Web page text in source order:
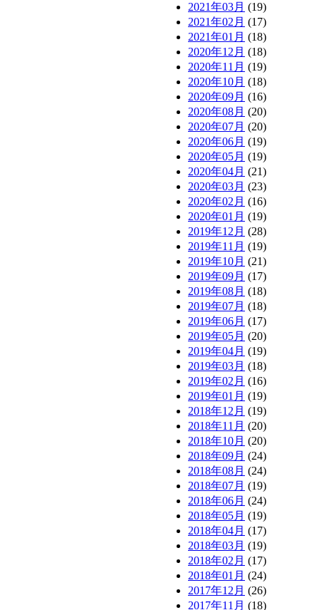
2021年03月 (19)
2021年02月 (17)
2021年01月 (18)
2020年12月 (18)
2020年11月 (19)
2020年10月 (18)
2020年09月 (16)
2020年08月 (20)
2020年07月 (20)
2020年06月 (19)
2020年05月 (19)
2020年04月 (21)
2020年03月 (23)
2020年02月 (16)
2020年01月 (19)
2019年12月 (28)
2019年11月 (19)
2019年10月 (21)
2019年09月 (17)
2019年08月 (18)
2019年07月 (18)
2019年06月 (17)
2019年05月 (20)
2019年04月 (19)
2019年03月 (18)
2019年02月 (16)
2019年01月 (19)
2018年12月 (19)
2018年11月 (20)
2018年10月 (20)
2018年09月 (24)
2018年08月 (24)
2018年07月 (19)
2018年06月 (24)
2018年05月 (19)
2018年04月 (17)
2018年03月 (19)
2018年02月 (17)
2018年01月 (24)
2017年12月 (26)
2017年11月 (18)